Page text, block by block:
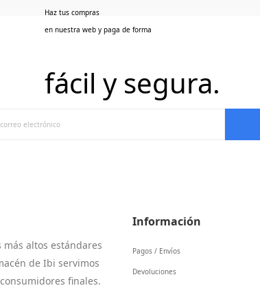
Haz tus compras
en nuestra web y paga de forma
fácil y segura.
Suscríbete a nuestro Newsletter
altos estándares
de Ibi servimos
finales.
Información
Pagos / Envíos
Devoluciones